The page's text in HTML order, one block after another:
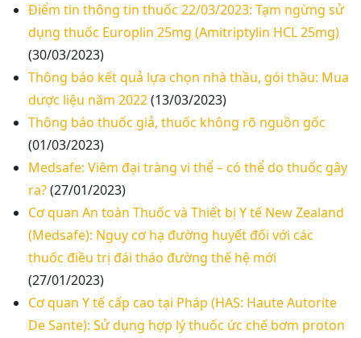
Điểm tin thông tin thuốc 22/03/2023: Tạm ngừng sử
dụng thuốc Europlin 25mg (Amitriptylin HCL 25mg)
(30/03/2023)
Thông báo kết quả lựa chọn nhà thầu, gói thầu: Mua
dược liệu năm 2022(13/03/2023)
Thông báo thuốc giả, thuốc không rõ nguồn gốc
(01/03/2023)
Medsafe: Viêm đại tràng vi thể – có thể do thuốc gây
ra?(27/01/2023)
Cơ quan An toàn Thuốc và Thiết bị Y tế New Zealand
(Medsafe): Nguy cơ hạ đường huyết đối với các
thuốc điều trị đái tháo đường thế hệ mới
(27/01/2023)
Cơ quan Y tế cấp cao tại Pháp (HAS: Haute Autorite
De Sante): Sử dụng hợp lý thuốc ức chế bơm proton